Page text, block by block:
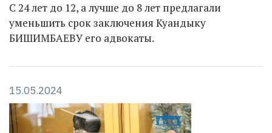
С 24 лет до 12, а лучше до 8 лет предлагали
уменьшить срок заключения Куандыку
БИШИМБАЕВУ его адвокаты.
15.05.2024